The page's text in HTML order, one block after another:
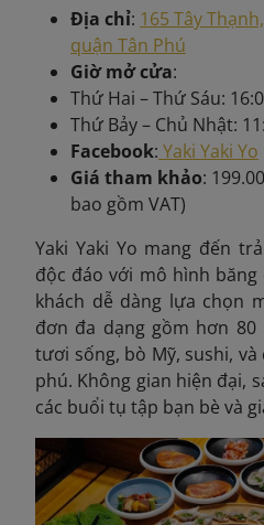
Địa chỉ: 165 Tây
quận Tân Phú
Giờ mở cửa:
Thứ Hai – Thứ Sáu:
Thứ Bảy – Chủ Nhật:
Facebook: Yaki Yaki Yo
Giá tham khảo:
bao gồm VAT)
Yaki Yaki Yo mang đến
độc đáo với mô hình
khách dễ dàng lựa chọn
đơn đa dạng gồm hơn
tươi sống, bò Mỹ, sushi,
phú. Không gian hiện đại,
các buổi tụ tập bạn bè và